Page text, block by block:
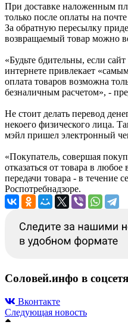
При доставке наложенным
только после оплаты на
За обратную пересылку
возвращаемый товар можно
«Будьте бдительны, если
интернете привлекает
оплата товаров возможна
безналичным расчетом», -
Не стоит делать перевод
некоего физического лица.
мэйл пришел электронный
«Покупатель, совершая
отказаться от товара в
передачи товара - в течение
Роспотребнадзоре.
Соловей.инфо в
Вконтакте
Следующая новость